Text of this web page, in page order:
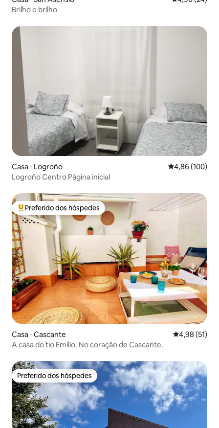
Brilho e brilho
Casa ⋅ Logroño 4,86 de uma
4,86 (100)
Logroño Centro Página inicial
Entre os melhores preferidos dos hóspedes
Preferido dos hóspedes
Casa ⋅ Cascante 4,98 de uma
4,98 (51)
A casa do tio Emilio. No coração de Cascante.
Preferido dos hóspedes
Preferido dos hóspedes